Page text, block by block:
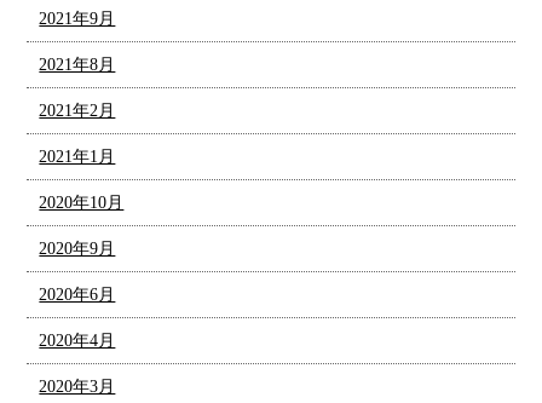
2021年9月
2021年8月
2021年2月
2021年1月
2020年10月
2020年9月
2020年6月
2020年4月
2020年3月